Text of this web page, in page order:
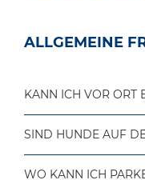
ALLGEMEINE
KANN ICH VOR ORT
SIND HUNDE AUF
WO KANN ICH